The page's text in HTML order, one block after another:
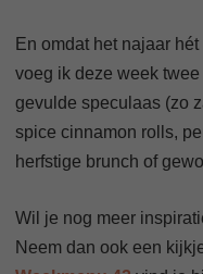
En omdat het najaar
voeg ik deze week
gevulde speculaas (zo
spice cinnamon rolls,
herfstige brunch of
Wil je nog meer
Neem dan ook een